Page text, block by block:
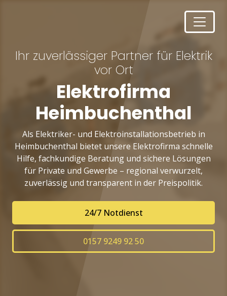
Ihr zuverlässiger Partner für Elektrik
vor Ort
Elektrofirma
Heimbuchenthal
Als Elektriker- und Elektroinstallationsbetrieb in
Heimbuchenthal bietet unsere Elektrofirma schnelle
Hilfe, fachkundige Beratung und sichere Lösungen
für Private und Gewerbe – regional verwurzelt,
zuverlässig und transparent in der Preispolitik.
24/7 Notdienst
0157 9249 92 50